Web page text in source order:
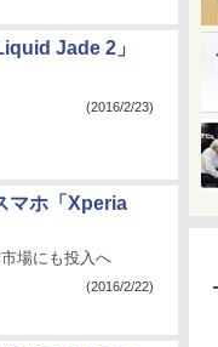
Jade 2」
(2016/2/23)
マホ「Xperia
場にも投入へ
(2016/2/22)